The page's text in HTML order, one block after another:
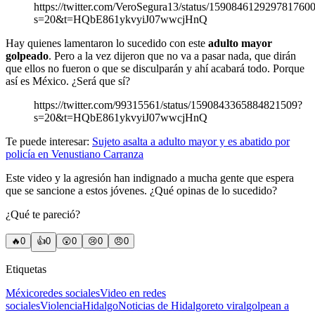
https://twitter.com/VeroSegura13/status/
s=20&t=HQbE861ykvyiJ07wwcjHnQ
Hay quienes lamentaron lo sucedido con este adulto mayor
golpeado. Pero a la vez dijeron que no va a pasar nada, que dirán
que ellos no fueron o que se disculparán y ahí acabará todo. Porque
así es México. ¿Será que sí?
https://twitter.com/99315561/status/1590843365884821509?
s=20&t=HQbE861ykvyiJ07wwcjHnQ
Te puede interesar: Sujeto asalta a adulto mayor y es abatido por
policía en Venustiano Carranza
Este video y la agresión han indignado a mucha gente que espera
que se sancione a estos jóvenes. ¿Qué opinas de lo sucedido?
¿Qué te pareció?
🔥0 👍0 😲0 😢0 😠0
Etiquetas
Méxicoredes socialesVideo en redes
socialesViolenciaHidalgoNoticias de Hidalgoreto viralgolpean a